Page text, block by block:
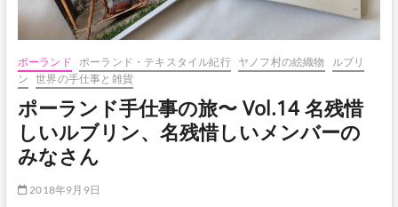
ポーランド ポーランド・テキスタイル紀行 ヤノフ村の絵織物
ルブリ
ン
世界の手仕事と雑貨
ポーランド手仕事の旅〜 Vol.14 名残惜
しいルブリン、名残惜しいメンバーの
みなさん
2018年9月9日